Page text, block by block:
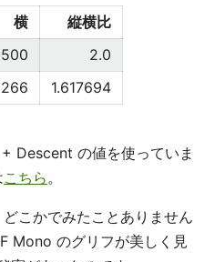
横
縦横比
500
2.0
1.617694
Descent の値を使っていま
こちら。
こかでみたことありません
Mono のグリフが美しく見